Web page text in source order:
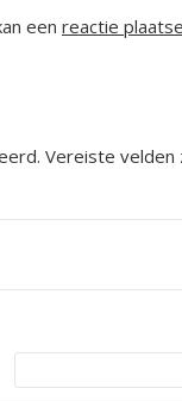
een reactie
Vereiste velden